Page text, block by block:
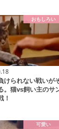
おもしろい
けられない戦いが
。猫vs飼い主のサ
！
可愛い